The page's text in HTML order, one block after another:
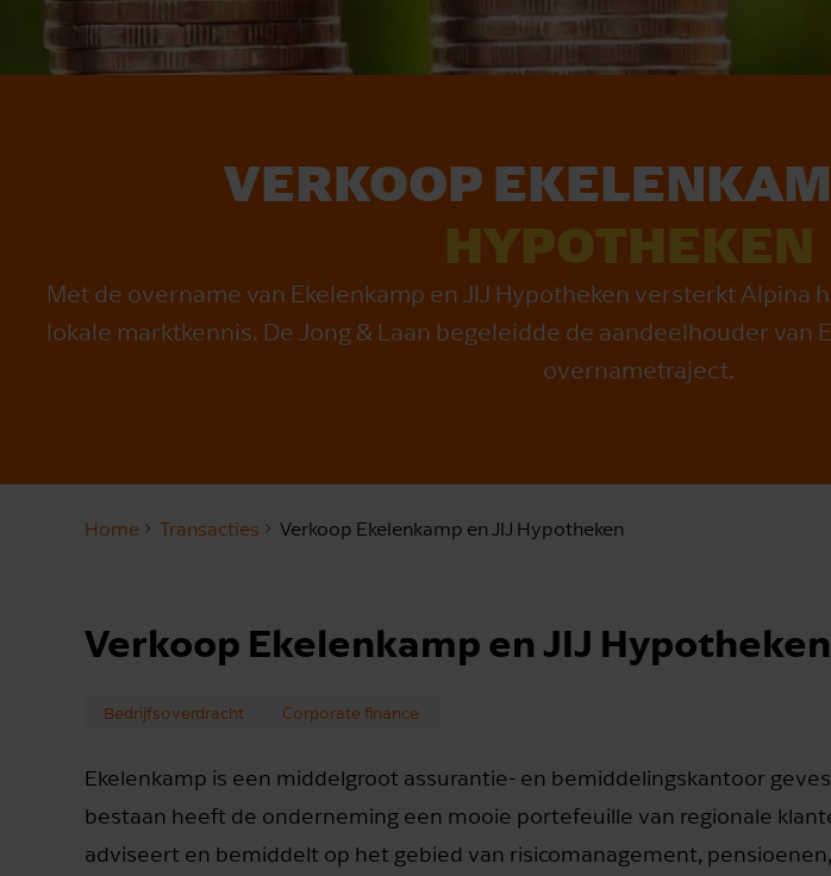
VERKOOP
HYPOTHEKEN
Met de overname van Ekelenkamp en JIJ Hypotheken versterkt Alpina
lokale marktkennis. De Jong & Laan begeleidde de aandeelhouder van
overnametraject.
Home Transacties Verkoop Ekelenkamp en JIJ Hypotheken
Verkoop Ekelenkamp en JIJ Hypotheken
Bedrijfsoverdracht Corporate finance
Ekelenkamp is een middelgroot assurantie- en bemiddelingskantoor
bestaan heeft de onderneming een mooie portefeuille van regionale
adviseert en bemiddelt op het gebied van risicomanagement,